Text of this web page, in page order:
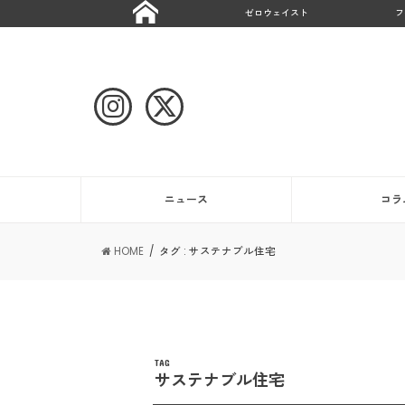
ゼロウェイスト
ニュース コ
HOME タグ : サステナブル住宅
TAG
サステナブル住宅